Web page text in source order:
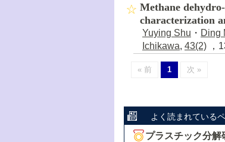
Methane
characterization
Yuying Shu ・ Ding
Ichikawa, 43(2) ，
« 前 1 次 »
よく読まれている
プラスチック分解